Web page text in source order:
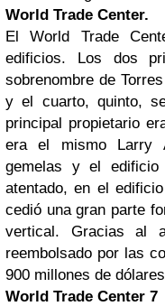
World Trade Center.
El World Trade
edificios. Los dos
sobrenombre de
y el cuarto, quinto,
principal propietario
era el mismo Larry
gemelas y el
atentado, en el
cedió una gran parte
vertical. Gracias al
reembolsado por las
900 millones de
World Trade Center 7